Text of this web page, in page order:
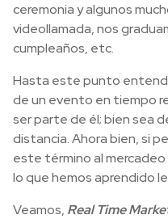
ceremonia y algunos
videollamada, nos
cumpleaños, etc.
Hasta este punto
de un evento en tiempo
ser parte de él; bien sea
distancia. Ahora bien, si
este término al
lo que hemos aprendido
Veamos, Real Time